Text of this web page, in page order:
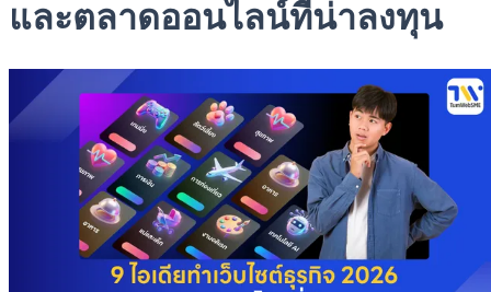
และตลาดออนไลน์ที่น่าลงทุน